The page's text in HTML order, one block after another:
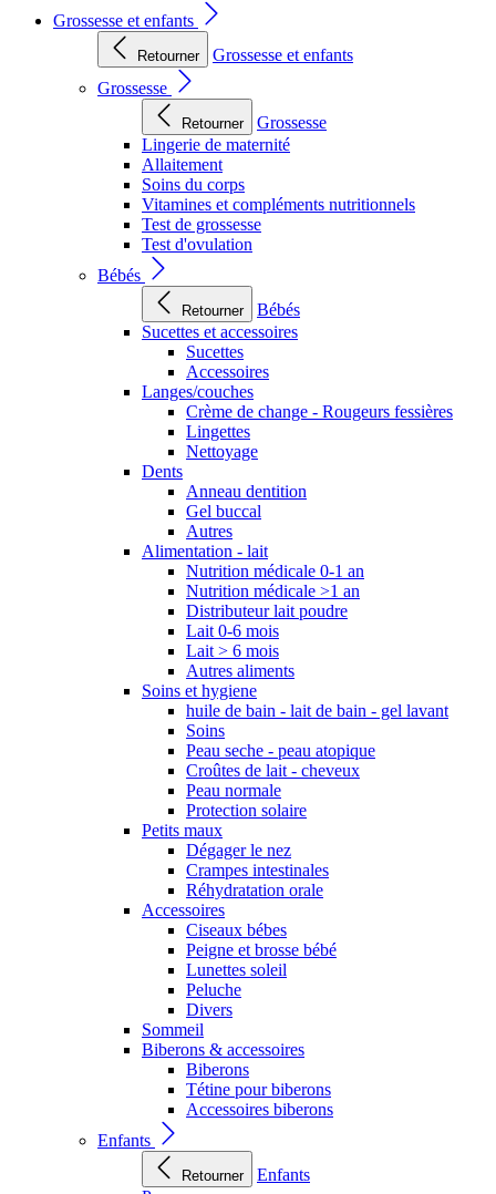
Grossesse et enfants
Retourner
Grossesse et enfants
Grossesse
Retourner
Grossesse
Lingerie de maternité
Allaitement
Soins du corps
Vitamines et compléments nutritionnels
Test de grossesse
Test d'ovulation
Bébés
Retourner
Bébés
Sucettes et accessoires
Sucettes
Accessoires
Langes/couches
Crème de change - Rougeurs fessières
Lingettes
Nettoyage
Dents
Anneau dentition
Gel buccal
Autres
Alimentation - lait
Nutrition médicale 0-1 an
Nutrition médicale >1 an
Distributeur lait poudre
Lait 0-6 mois
Lait > 6 mois
Autres aliments
Soins et hygiene
huile de bain - lait de bain - gel lavant
Soins
Peau seche - peau atopique
Croûtes de lait - cheveux
Peau normale
Protection solaire
Petits maux
Dégager le nez
Crampes intestinales
Réhydratation orale
Accessoires
Ciseaux bébes
Peigne et brosse bébé
Lunettes soleil
Peluche
Divers
Sommeil
Biberons & accessoires
Biberons
Tétine pour biberons
Accessoires biberons
Enfants
Retourner
Enfants